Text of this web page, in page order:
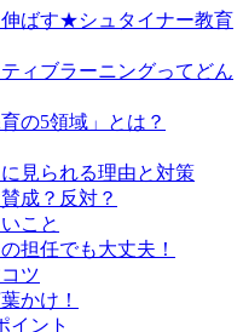
ばす★シュタイナー教育
ィブラーニングってどん
の5領域」とは？
見られる理由と対策
成？反対？
こと
担任でも大丈夫！
ツ
かけ！
イント